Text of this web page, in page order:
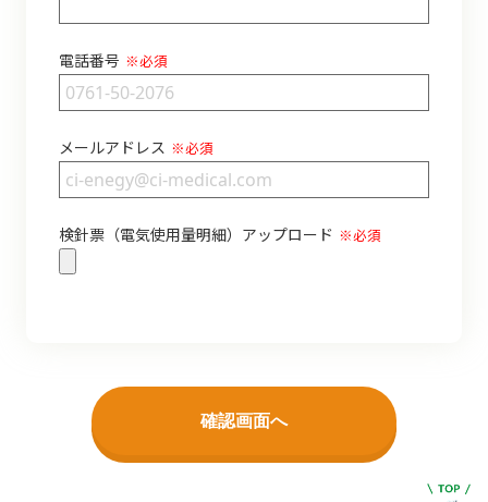
電話番号 ※必須
メールアドレス ※必須
検針票（電気使用量明細）アップロード ※必須